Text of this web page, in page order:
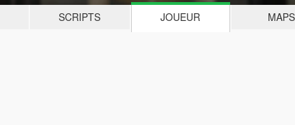
SCRIPTS JOUEUR MAPS